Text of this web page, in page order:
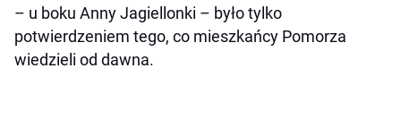
– u boku Anny Jagiellonki – było tylko
potwierdzeniem tego, co mieszkańcy Pomorza
wiedzieli od dawna.